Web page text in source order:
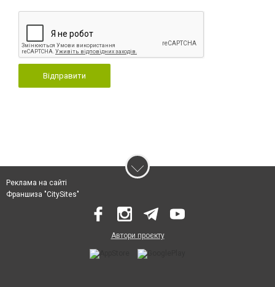
Відправити
Реклама на сайті
Франшиза "CitySites"
Автори проєкту